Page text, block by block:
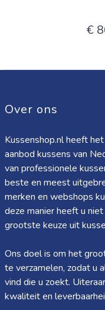
€
Over ons
Kussenshop.nl heeft
aanbod kussens van
van professionele
beste en meest
merken en webshops
deze manier heeft u
grootste keuze uit
Ons doel is om het
te verzamelen, zodat u
vind die u zoekt.
kwaliteit en